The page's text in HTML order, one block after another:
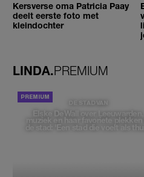
Kersverse oma Patricia Paay
deelt eerste foto met
kleindochter
LINDA.PREMIUM
DE STAD VAN
Elske DeWall over Leeuwarden,
muziek en haar favoriete plekken
de stad: 'Een stad die voelt als